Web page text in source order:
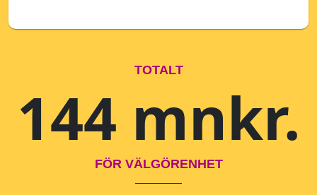
TOTALT
144 mnkr.
FÖR VÄLGÖRENHET